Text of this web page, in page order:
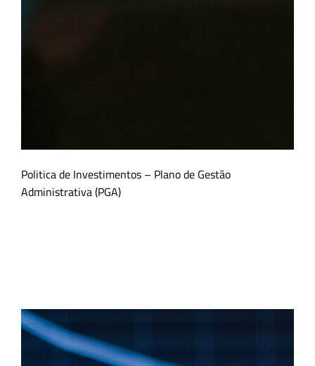
Politica de Investimentos – Plano de Gestão
Administrativa (PGA)